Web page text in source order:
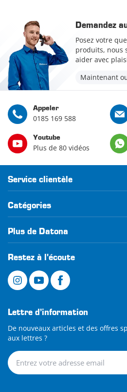
Demandez
Posez votre
produits, nous
aider avec
Maintenant
Appeler
0185 169 588
Youtube
Plus de 80 vidéos
Service clientèle
Catégories
Plus de Datona
Restez à l'écoute
Lettre d’information
De nouveaux articles et des offres
aux lettres ?
Lettre d’information